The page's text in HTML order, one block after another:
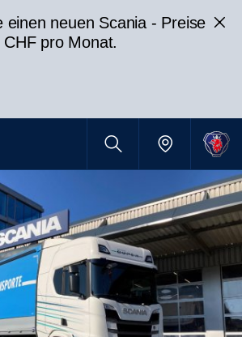
einen neuen Scania - Preise
CHF pro Monat.